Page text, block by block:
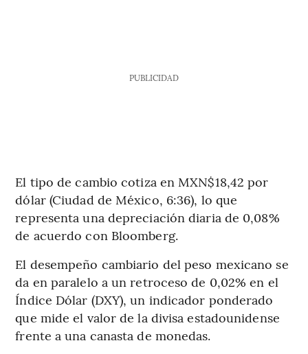
PUBLICIDAD
El tipo de cambio cotiza en MXN$18,42 por
dólar (Ciudad de México, 6:36), lo que
representa una depreciación diaria de 0,08%
de acuerdo con Bloomberg.
El desempeño cambiario del peso mexicano se
da en paralelo a un retroceso de 0,02% en el
Índice Dólar (DXY), un indicador ponderado
que mide el valor de la divisa estadounidense
frente a una canasta de monedas.